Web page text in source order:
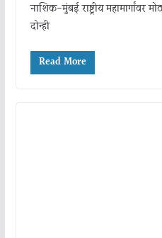
नाशिक-मुंबई राष्ट्रीय महामार्गांवर
दोन्ही
Read More